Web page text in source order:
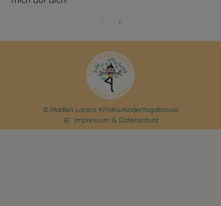
© Madlen Lorenz KiYoKa.KinderYogaKassel
Impressum & Datenschutz